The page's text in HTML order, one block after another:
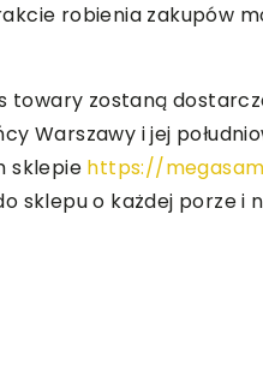
robienia zakupów
towary zostaną
Warszawy i jej
sklepie https://
sklepu o każdej porze i